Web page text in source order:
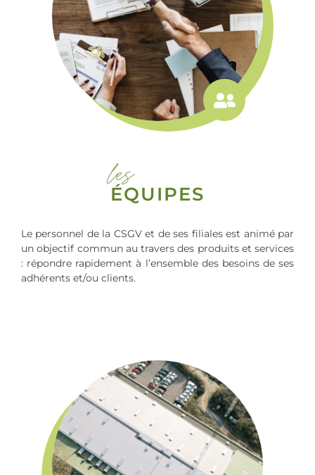
les
ÉQUIPES
Le personnel de la CSGV et de ses filiales est animé par
un objectif commun au travers des produits et services
: répondre rapidement à l’ensemble des besoins de ses
adhérents et/ou clients.